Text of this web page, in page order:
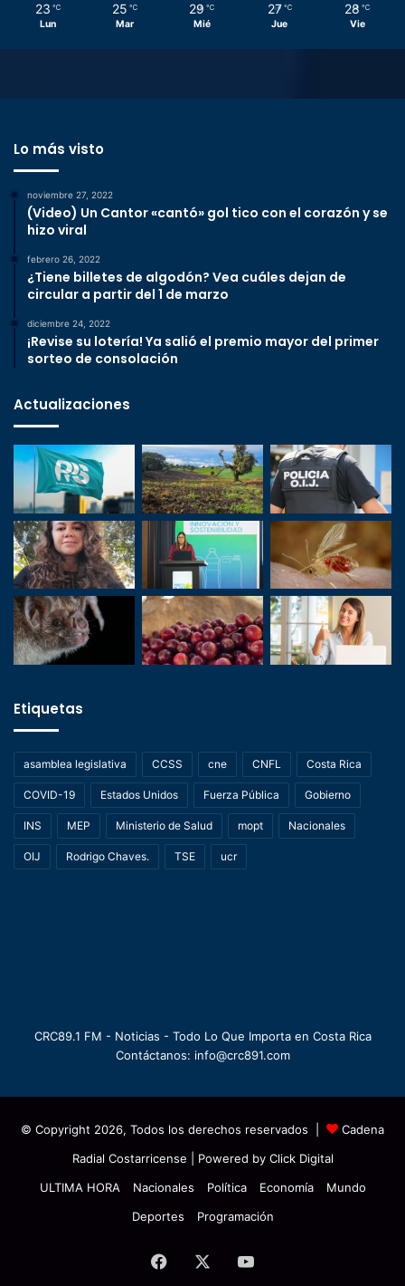
23 ℃
Lun
25 ℃
Mar
29 ℃
Mié
27 ℃
Jue
28 ℃
Vie
Lo más visto
noviembre 27, 2022
(Video) Un Cantor «cantó» gol tico con el corazón y se
hizo viral
febrero 26, 2022
¿Tiene billetes de algodón? Vea cuáles dejan de
circular a partir del 1 de marzo
diciembre 24, 2022
¡Revise su lotería! Ya salió el premio mayor del primer
sorteo de consolación
Actualizaciones
Etiquetas
asamblea legislativa CCSS cne CNFL Costa Rica
COVID-19 Estados Unidos Fuerza Pública Gobierno
INS MEP Ministerio de Salud mopt Nacionales
OIJ Rodrigo Chaves. TSE ucr
CRC89.1 FM - Noticias - Todo Lo Que Importa en Costa Rica
Contáctanos: info@crc891.com
© Copyright 2026, Todos los derechos reservados |
Cadena
Radial Costarricense | Powered by Click Digital
ULTIMA HORA
Nacionales Política Economía
Mundo
Deportes
Programación
Facebook